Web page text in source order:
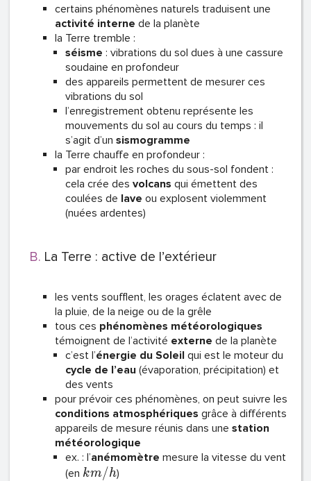
certains phénomènes naturels traduisent une
activité interne de la planète
la Terre tremble :
séisme : vibrations du sol dues à une cassure
soudaine en profondeur
des appareils permettent de mesurer ces
vibrations du sol
l’enregistrement obtenu représente les
mouvements du sol au cours du temps : il
s’agit d’un sismogramme
la Terre chauffe en profondeur :
par endroit les roches du sous-sol fondent :
cela crée des volcans qui émettent des
coulées de lave ou explosent violemment
(nuées ardentes)
La Terre : active de l’extérieur
les vents soufflent, les orages éclatent avec de
la pluie, de la neige ou de la grêle
tous ces phénomènes météorologiques
témoignent de l’activité externe de la planète
c’est l’énergie du Soleil qui est le moteur du
cycle de l’eau (évaporation, précipitation) et
des vents
pour prévoir ces phénomènes, on peut suivre les
conditions atmosphériques grâce à différents
appareils de mesure réunis dans une station
météorologique
ex. : l’anémomètre mesure la vitesse du vent
(en km/h)